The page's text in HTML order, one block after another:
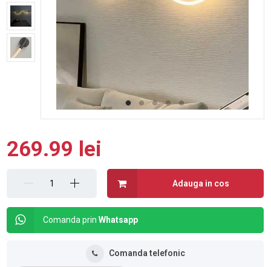
269.99 lei
Adauga in cos
Comanda prinWhatsapp
Comanda telefonic